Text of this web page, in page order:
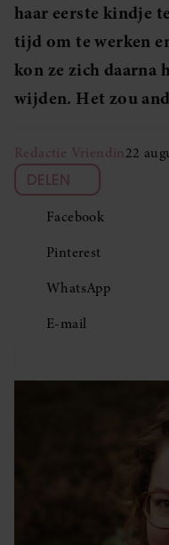
haar eerste kindje
tijd om te werken
kon ze zich daarna
wijden. Het zou
Redactie Vriendin22
DELEN
Facebook
Pinterest
WhatsApp
E-mail